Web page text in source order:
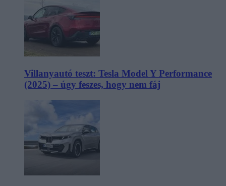
Villanyautó teszt: Tesla Model Y Performance
(2025) – úgy feszes, hogy nem fáj